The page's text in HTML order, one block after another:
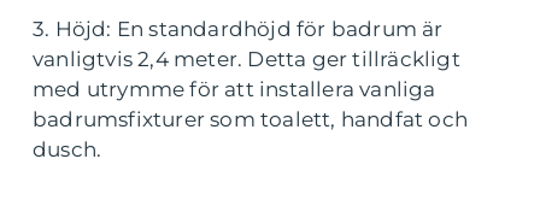
3. Höjd: En standardhöjd för badrum är
vanligtvis 2,4 meter. Detta ger tillräckligt
med utrymme för att installera vanliga
badrumsfixturer som toalett, handfat och
dusch.